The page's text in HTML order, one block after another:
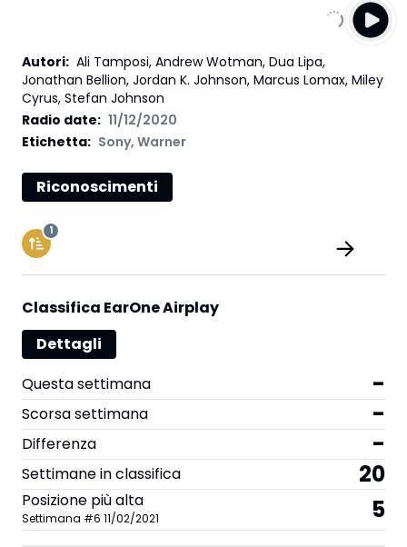
Autori: Ali Tamposi, Andrew Wotman, Dua Lipa,
Jonathan Bellion, Jordan K. Johnson, Marcus Lomax, Miley
Cyrus, Stefan Johnson
Radio date: 11/12/2020
Etichetta: Sony, Warner
Riconoscimenti
1
Classifica EarOne Airplay
Dettagli
Questa settimana
-
Scorsa settimana -
Differenza -
Settimane in classifica 20
Posizione più alta
Settimana #6 11/02/2021 5